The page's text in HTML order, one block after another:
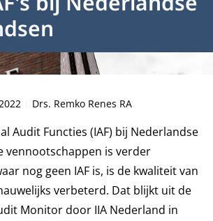
Auteur:
Drs. Remko Renes RA
Audit Functies (IAF) bij Nederlandse
vennootschappen is verder
nog geen IAF is, is de kwaliteit van
verbeterd. Dat blijkt uit de
Monitor door IIA Nederland in